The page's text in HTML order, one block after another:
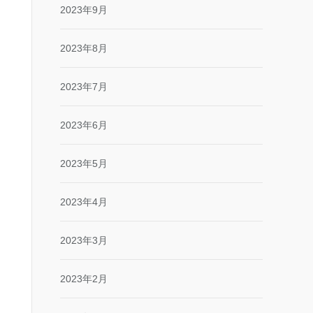
2023年9月
2023年8月
2023年7月
2023年6月
2023年5月
2023年4月
2023年3月
2023年2月